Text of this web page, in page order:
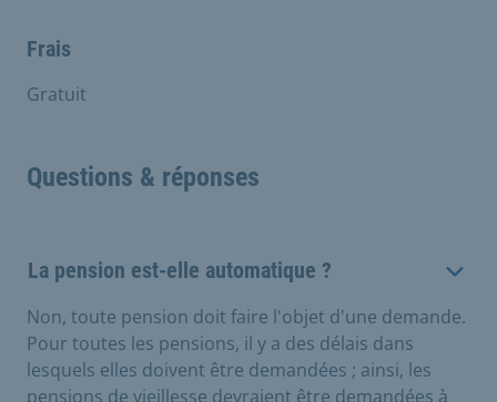
Frais
Gratuit
Questions & réponses
La pension est-elle automatique ?
Non, toute pension doit faire l'objet d'une demande.
Pour toutes les pensions, il y a des délais dans
lesquels elles doivent être demandées ; ainsi, les
pensions de vieillesse devraient être demandées à